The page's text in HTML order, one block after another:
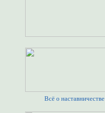
Всё о наставничестве